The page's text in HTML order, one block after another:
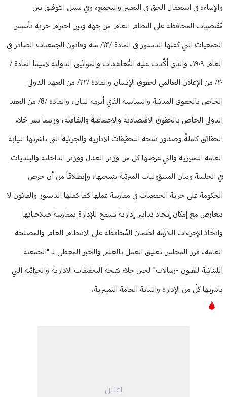
والإساءة في استعمال الحق في التعبير والتجمع، وفي سبيل التوفيق بين
مُقتضيات المحافظة على النظام العام من جهة وبين احترام حرية تأسيس
الجمعيات التي كفلها الدستور في المادة /۱۳/ منه وقانون الجمعيات الصادر في
العام ۱۹۰۹، والذي أكّدت عليه المُعاهدات والمواثيق الدولية لاسيما المادة /
۲۰/ من الإعلان العالمي لحقوق الإنسان والمادة /۲۲/ من العهد الدولي
الخاص بالحقوق المدنية والسياسية الذي أبرمه لبنان، والمادة /8/ من العقد
الدولي الخاص بالحقوق الاقتصادية والاجتماعية والثقافية، وريثما يتم جَلاء
الحقائق كاملةً وصدور نتيجة التحقيقات الادارية والجزائية التي باشرتها النيابة
العامة التمييزية والتي عرضها كل من وزير العدل ووزير الداخلية والبلديات
في الجلسة وبيان المسؤوليات المترتبة بنتيجتها، وإنطلاقاً من أن حرص
الحكومة على حرية الجمعيات في ممارسة عملها كما كفلها الدستور والقانون لا
يتعارض مع إمكان إتخاذ تدابير إدارية تسمح للإدارة بممارسة صلاحياتها
واتخاذ الإجراءات اللازمة لضمان المُحافظة على الانتظام العام والمصلحة
العامة، قرر المجلس تعليق العمل بالعلم والخبر المعطى لـ "الجمعية
اللبنانية للفنون -رسالات" لحين جلاء نتيجة التحقيقات الادارية والجزائية التي
باشرتها كلّ من الإدارة والنيابة العامة التمييزية.
إعلان